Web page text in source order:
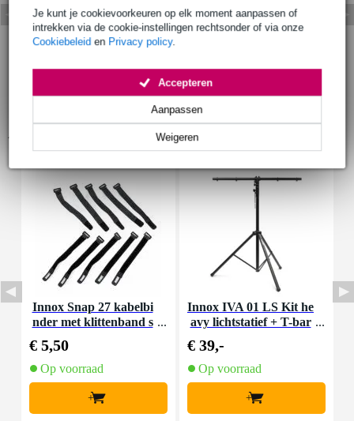
Je kunt je cookievoorkeuren op elk moment aanpassen of
intrekken via de cookie-instellingen rechtsonder of via onze
Cookiebeleid en Privacy policy.
Weigeren
Aanpassen
Accepteren
Innox Snap 27 kabelbi
nder met klittenband s
€ 5,50
Op voorraad
+
Innox IVA 01 LS Kit he
avy lichtstatief + T-bar
€ 39,-
Op voorraad
+